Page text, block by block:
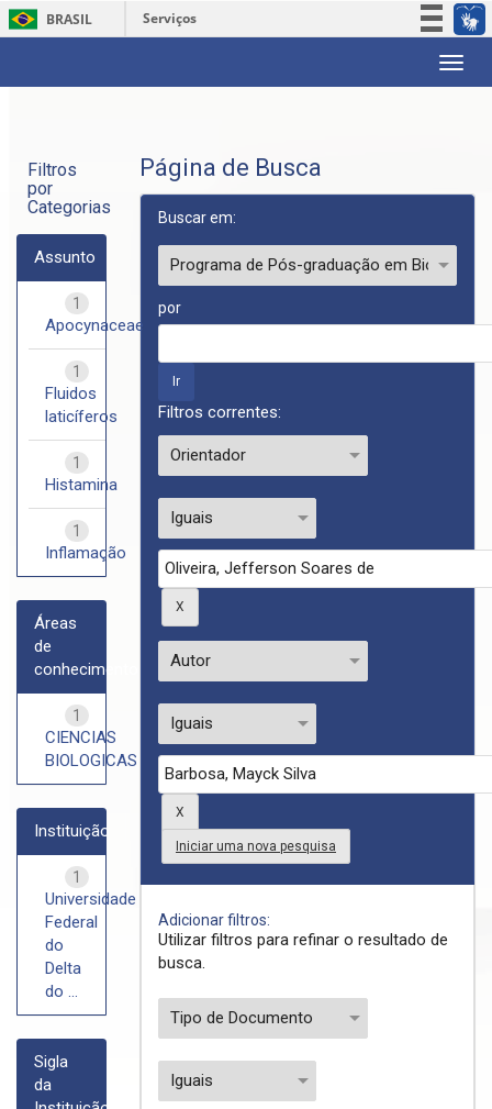
BRASIL
Serviços
Acesso à informação
Página de Busca
Buscar em:
por
Filtros correntes:
Iniciar uma nova pesquisa
Adicionar filtros:
Utilizar filtros para refinar o resultado de
busca.
Filtros
por
Categorias
Assunto
1
Apocynaceae
1
Fluidos
laticíferos
1
Histamina
1
Inflamação
Áreas
de
conhecimento
1
CIENCIAS
BIOLOGICAS
Instituição
1
Universidade
Federal
do
Delta
do ...
Sigla
da